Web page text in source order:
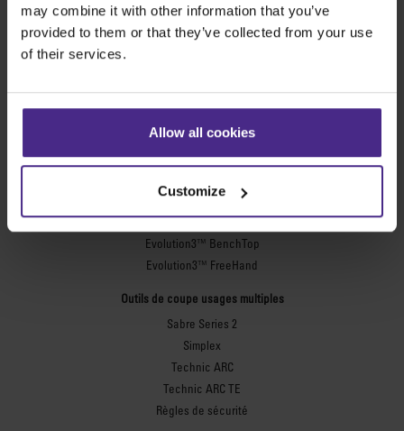
may combine it with other information that you’ve
provided to them or that they’ve collected from your use
of their services.
Allow all cookies
Customize
Les meilleures machines de coupe au
monde
Fabrication d’enseignes
Excalibur 3S
Evolution3™ – Gamme
Evolution3™ SmartFold
Evolution3™ BenchTop
Evolution3™ FreeHand
Outils de coupe usages multiples
Sabre Series 2
Simplex
Technic ARC
Technic ARC TE
Règles de sécurité